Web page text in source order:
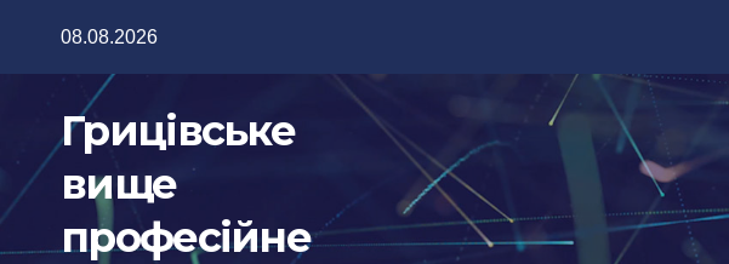
08.08.2026
Грицівське
вище
професійне